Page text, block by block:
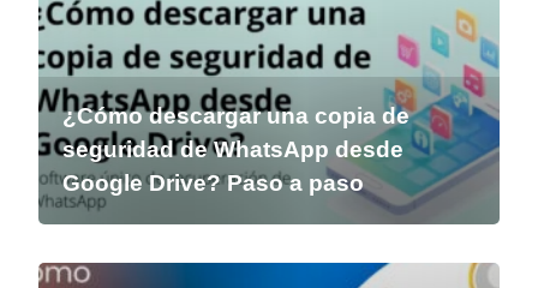
¿Cómo descargar una copia de
seguridad de WhatsApp desde
Google Drive? Paso a paso